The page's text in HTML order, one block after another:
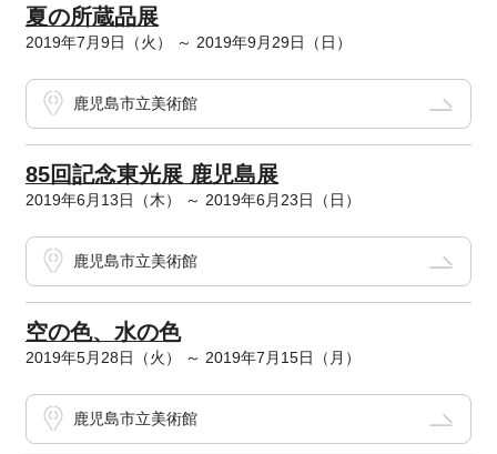
夏の所蔵品展
2019年7月9日（火） ～ 2019年9月29日（日）
鹿児島市立美術館
85回記念東光展 鹿児島展
2019年6月13日（木） ～ 2019年6月23日（日）
鹿児島市立美術館
空の色、水の色
2019年5月28日（火） ～ 2019年7月15日（月）
鹿児島市立美術館